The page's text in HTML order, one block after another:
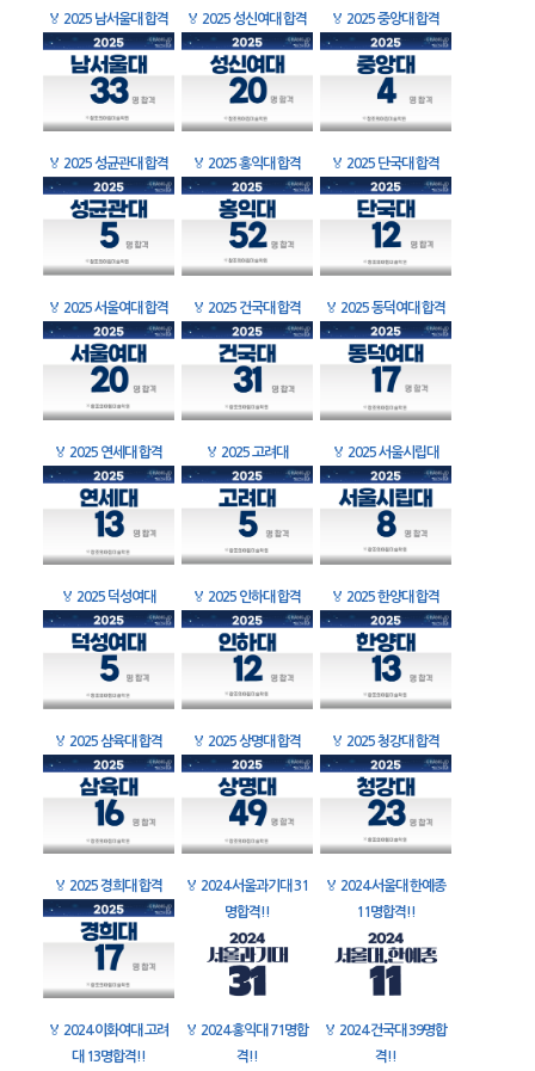
🏅 2025 남서울대 합격 🏅 2025 성신여대 합격 🏅 2025 중앙대 합격
🏅 2025 성균관대 합격 🏅 2025 홍익대 합격 🏅 2025 단국대 합격
🏅 2025 서울여대 합격 🏅 2025 건국대 합격 🏅 2025 동덕여대 합격
🏅 2025 연세대 합격 🏅 2025 고려대 🏅 2025 서울시립대
🏅 2025 덕성여대 🏅 2025 인하대 합격 🏅 2025 한양대 합격
🏅 2025 삼육대 합격 🏅 2025 상명대 합격 🏅 2025 청강대 합격
🏅 2025 경희대 합격 🏅 2024 서울과기대 31
명합격!!
🏅 2024 서울대 한예종
11명합격!!
🏅 2024 이화여대 고려
대 13명합격!!
🏅 2024 홍익대 71명합
격!!
🏅 2024 건국대 39명합
격!!